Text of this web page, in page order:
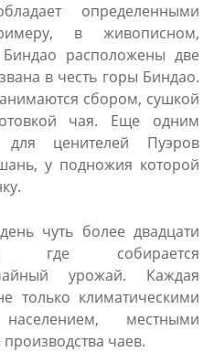
определенными
в живописном,
расположены две
в честь горы Биндао.
сбором, сушкой
чая. Еще одним
ценителей Пуэров
у подножия которой
чуть более двадцати
где собирается
урожай. Каждая
только климатическими
местными
чаев.